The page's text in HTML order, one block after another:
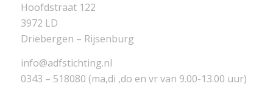
Hoofdstraat 122
3972 LD
Driebergen – Rijsenburg
info@adfstichting.nl
0343 – 518080 (ma,di ,do en vr van 9.00-13.00 uur)